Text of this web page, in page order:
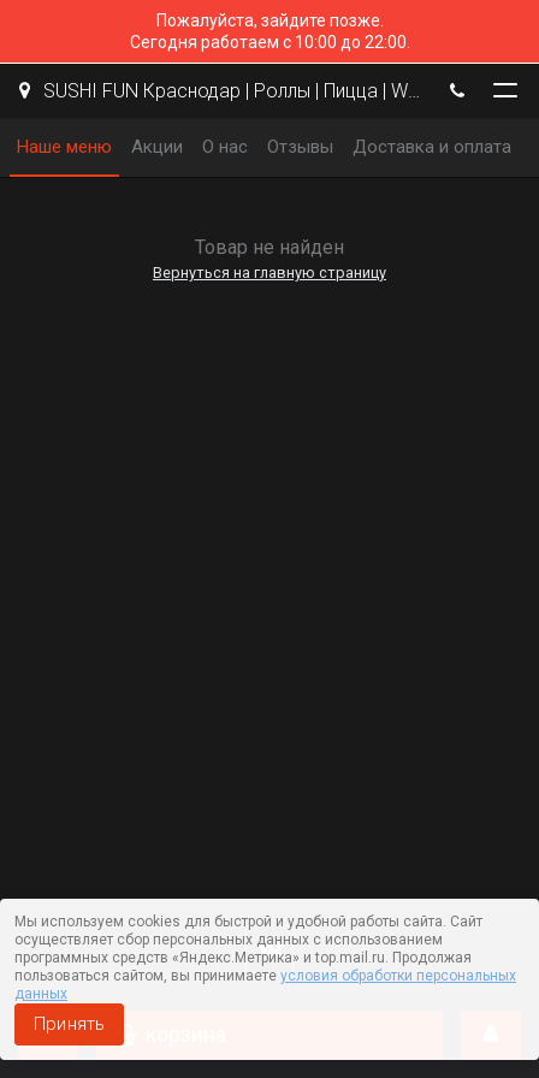
Пожалуйста, зайдите позже.
Сегодня работаем с 10:00 до 22:00.
SUSHI FUN Краснодар | Роллы | Пицца | WOK
Наше меню Акции О нас Отзывы Доставка и оплата
Товар не найден
Вернуться на главную страницу
Мы используем cookies для быстрой и удобной работы сайта. Сайт
осуществляет сбор персональных данных с использованием
программных средств «Яндекс.Метрика» и top.mail.ru. Продолжая
пользоваться сайтом, вы принимаете условия обработки персональных
данных
Принять